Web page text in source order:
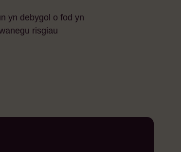
yn debygol o fod yn
risgiau